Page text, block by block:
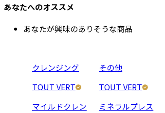
あなたへのオススメ
あなたが興味のありそうな商品
クレンジング
TOUT VERT
マイルドクレン
その他
TOUT VERT
ミネラルプレス